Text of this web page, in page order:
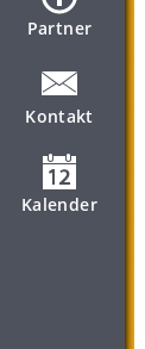
Partner
Kontakt
Kalender